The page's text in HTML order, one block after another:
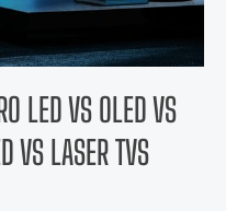
VS OLED VS
VS LASER TVS